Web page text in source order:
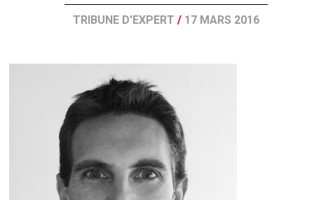
TRIBUNE D'EXPERT / 17 MARS 2016